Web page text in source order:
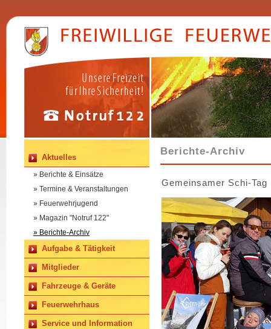
Aktuelles
» Berichte & Einsätze
» Termine & Veranstaltungen
» Feuerwehrjugend
» Magazin "Notruf 122"
» Berichte-Archiv
Aufgabe & Tätigkeit
Mitglieder
Fahrzeuge & Geräte
Feuerwehrhaus
Service und Information
Berichte-Archiv
Gemeinsamer Schi-